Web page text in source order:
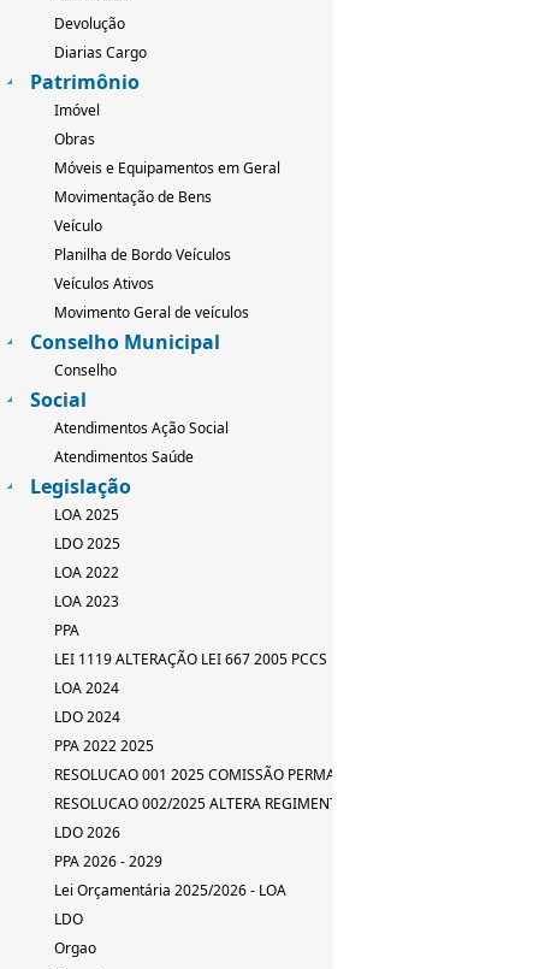
Devolução
Diarias Cargo
Patrimônio
Imóvel
Obras
Móveis e Equipamentos em Geral
Movimentação de Bens
Veículo
Planilha de Bordo Veículos
Veículos Ativos
Movimento Geral de veículos
Conselho Municipal
Conselho
Social
Atendimentos Ação Social
Atendimentos Saúde
Legislação
LOA 2025
LDO 2025
LOA 2022
LOA 2023
PPA
LEI 1119 ALTERAÇÃO LEI 667 2005 PCCS
LOA 2024
LDO 2024
PPA 2022 2025
RESOLUCAO 001 2025 COMISSÃO PERMANENTE
RESOLUCAO 002/2025 ALTERA REGIMENTO INTERNO
LDO 2026
PPA 2026 - 2029
Lei Orçamentária 2025/2026 - LOA
LDO
Orgao